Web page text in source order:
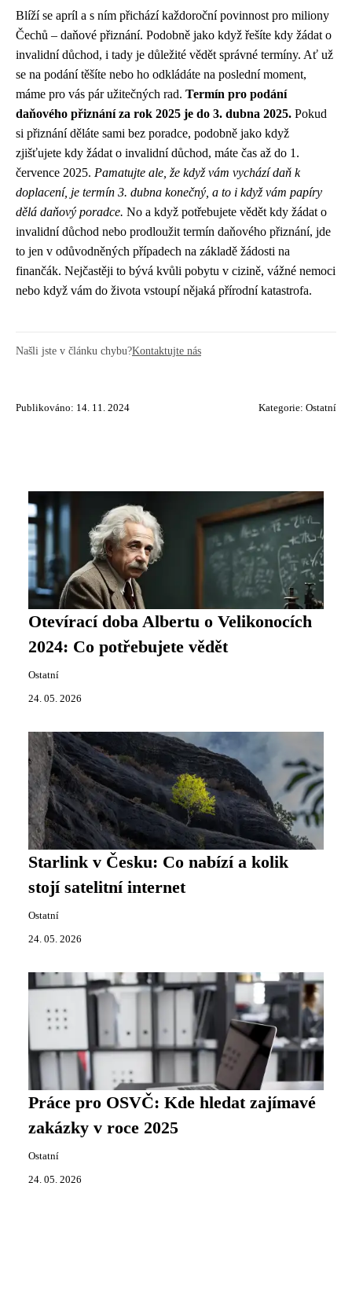
Blíží se apríl a s ním přichází každoroční povinnost pro miliony
Čechů – daňové přiznání. Podobně jako když řešíte kdy žádat o
invalidní důchod, i tady je důležité vědět správné termíny. Ať už
se na podání těšíte nebo ho odkládáte na poslední moment,
máme pro vás pár užitečných rad. Termín pro podání
daňového přiznání za rok 2025 je do 3. dubna 2025. Pokud
si přiznání děláte sami bez poradce, podobně jako když
zjišťujete kdy žádat o invalidní důchod, máte čas až do 1.
července 2025. Pamatujte ale, že když vám vychází daň k
doplacení, je termín 3. dubna konečný, a to i když vám papíry
dělá daňový poradce. No a když potřebujete vědět kdy žádat o
invalidní důchod nebo prodloužit termín daňového přiznání, jde
to jen v odůvodněných případech na základě žádosti na
finančák. Nejčastěji to bývá kvůli pobytu v cizině, vážné nemoci
nebo když vám do života vstoupí nějaká přírodní katastrofa.
Našli jste v článku chybu?Kontaktujte nás
Publikováno: 14. 11. 2024 Kategorie: Ostatní
Otevírací doba Albertu o Velikonocích
2024: Co potřebujete vědět
Ostatní
24. 05. 2026
Starlink v Česku: Co nabízí a kolik
stojí satelitní internet
Ostatní
24. 05. 2026
Práce pro OSVČ: Kde hledat zajímavé
zakázky v roce 2025
Ostatní
24. 05. 2026